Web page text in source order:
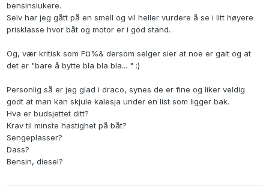
bensinslukere.
Selv har jeg gått på en smell og vil heller vurdere å se i litt høyere
prisklasse hvor båt og motor er i god stand.
Og, vær kritisk som F¤%& dersom selger sier at noe er galt og at
det er "bare å bytte bla bla bla... " :)
Personlig så er jeg glad i draco, synes de er fine og liker veldig
godt at man kan skjule kalesja under en list som ligger bak.
Hva er budsjettet ditt?
Krav til minste hastighet på båt?
Sengeplasser?
Dass?
Bensin, diesel?